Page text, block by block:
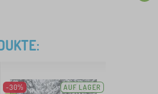
-30%
AUF LAGER